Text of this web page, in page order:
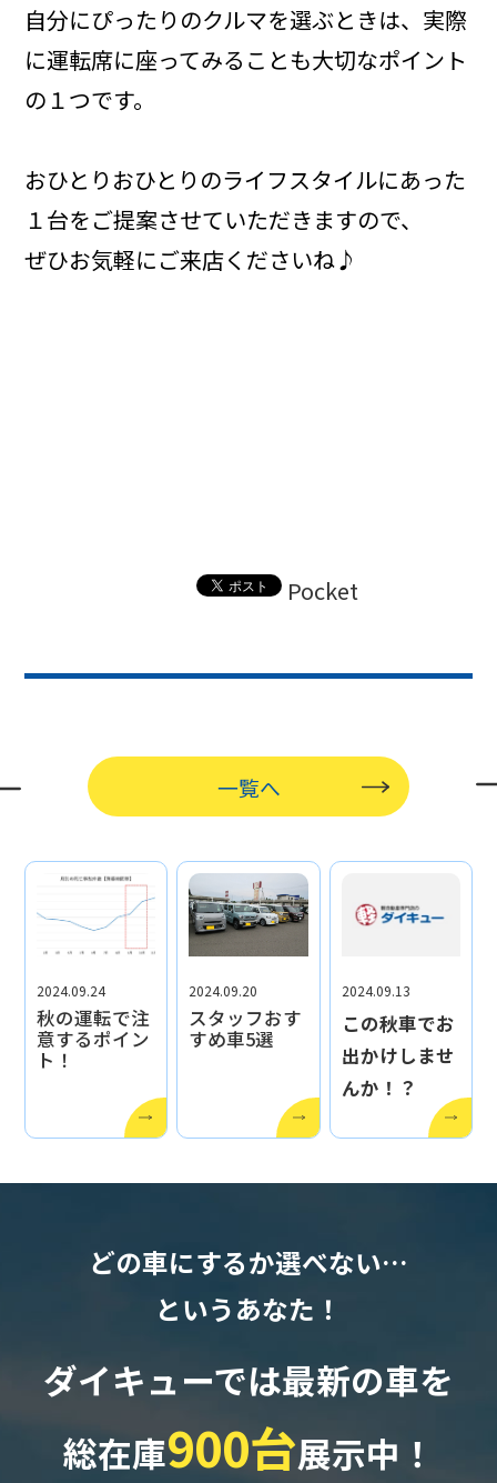
自分にぴったりのクルマを選ぶときは、実際
に運転席に座ってみることも大切なポイント
の１つです。
おひとりおひとりのライフスタイルにあった
１台をご提案させていただきますので、
ぜひお気軽にご来店くださいね♪
Pocket
一覧へ
2024.09.24
秋の運転で注
意するポイン
ト！
2024.09.20
スタッフおす
すめ車5選
2024.09.13
この秋車でお
出かけしませ
んか！？
どの車にするか選べない…
というあなた！
ダイキューでは最新の車を
総在庫900台展示中！